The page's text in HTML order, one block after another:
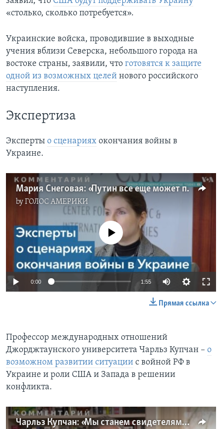
«столько, сколько потребуется».
Украинские войска, проводившие в выходные
учения вблизи Северска, небольшого города на
востоке страны, заявили, что готовятся к защите
одной из возможных целей нового российского
наступления.
Экспертиза
Эксперты о сценариях окончания войны в
Украине.
Мария Снеговая: «Путин все еще может продать своим гражданам победу, оккупировав четыре области»
byГОЛОС АМЕРИКИ
No media source currently available
0:00 1:55
Прямая ссылка
Профессор международных отношений
Джорджтаунского университета Чарльз Купчан – о
возможном развитии ситуации с войной РФ в
Украине и роли США и Запада в решении
конфликта.
Чарльз Купчан: «Мы станем свидетелями тяжелых боев, а позднее может создаться патовая ситуация»